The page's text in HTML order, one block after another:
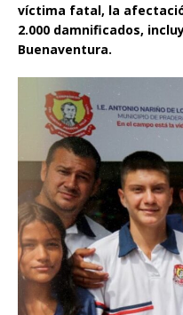
víctima fatal, la
2.000 damnificados,
Buenaventura.